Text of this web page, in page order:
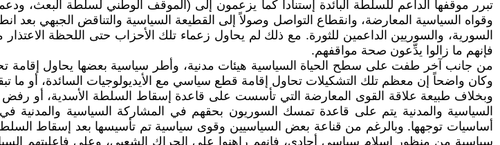
تبرر موقفها الداعم للسلطة البائدة إستناداً كما يزعمون إلى (الموقف الوطني لسلطة البعث،
وقواه السياسية المعارضة، وانقطاع التواصل وصولاً إلى القطيعة السياسية والتناقض الجبهي بعد
السورية، والسوريين الداعمين للثورة. مع ذلك لم يحاول زعماء تلك الأحزاب حتى اللحظة
فإنهم ما زالوا يدِّعون صحة مواقفهم.
من جانب آخر طفت على سطح الحياة السياسية هيئات مدنية، وأطر سياسية بعضها يحاول إقامة
وكان واضحاً إن معظم تلك التشكيلات تحاول إقامة قطع سياسي مع الأيديولوجيات السائدة، أو ما
وبخلاف طبيعة علاقة القوى المعارضة التي تأسست على قاعدة إسقاط السلطة الأسدية، أو رفض
السياسية والمدنية يتم على قاعدة تمسك السوريون بحقهم في المشاركة السياسية والمدنية في
أساسيات توجهها. وبالرغم من قناعة بعض السياسيين وقوى سياسية تم تأسيسها بعد إسقاط
سياسية من منظور إسلام سياسي أحادي، فإنهم راهنوا على الحراك الشعبي، وعلى فاعليتهم